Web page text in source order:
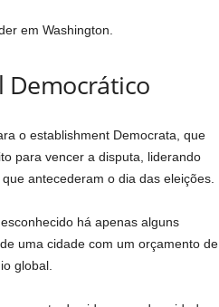
em Washington.
Democrático
o establishment Democrata, que
para vencer a disputa, liderando
antecederam o dia das eleições.
há apenas alguns
uma cidade com um orçamento de
global.